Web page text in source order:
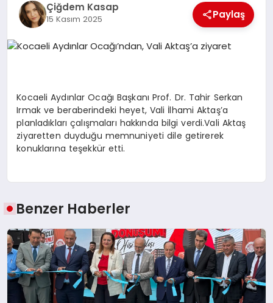
EKONOMI
SPOR
SAĞLIK
TEKNOLOJI
Çiğdem Kasap
15 Kasım 2025 Paylaş
Kocaeli Aydınlar Ocağı Başkanı Prof. Dr. Tahir Serkan
Irmak ve beraberindeki heyet, Vali İlhami Aktaş’a
planladıkları çalışmaları hakkında bilgi verdi.Vali Aktaş
ziyaretten duyduğu memnuniyeti dile getirerek
konuklarına teşekkür etti.
Benzer Haberler